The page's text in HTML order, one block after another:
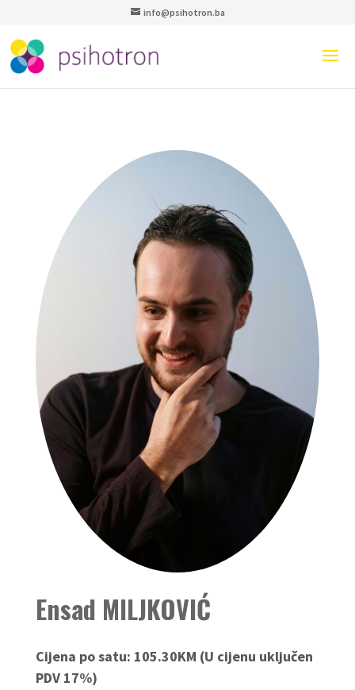
info@psihotron.ba
Ensad MILJKOVIĆ
Cijena po satu: 105.30KM (U cijenu uključen
PDV 17%)